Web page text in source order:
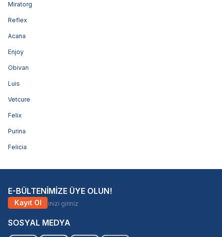
Miratorg
Reflex
Acana
Enjoy
Obivan
Luis
Vetcure
Felix
Purina
Felicia
E-BÜLTENİMİZE ÜYE OLUN!
Kayıt Ol
SOSYAL MEDYA